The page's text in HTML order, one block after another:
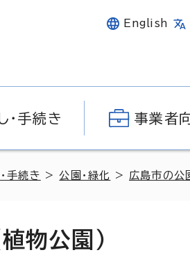
English
・手続き 事業者
手続き >公園・緑化 > 広島市の公
植物公園）